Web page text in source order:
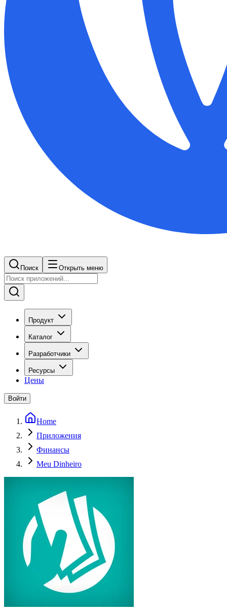
Поиск Открыть меню
Продукт
Каталог
Разработчики
Ресурсы
Цены
Войти
Home
Приложения
Финансы
Meu Dinheiro